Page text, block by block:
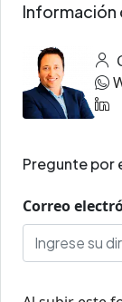
Pregunte por
Correo